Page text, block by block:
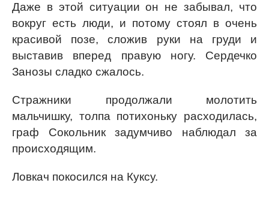
Даже в этой ситуации он не забывал, что
вокруг есть люди, и потому стоял в очень
красивой позе, сложив руки на груди и
выставив вперед правую ногу. Сердечко
Занозы сладко сжалось.
Стражники продолжали молотить
мальчишку, толпа потихоньку расходилась,
граф Сокольник задумчиво наблюдал за
происходящим.
Ловкач покосился на Куксу.